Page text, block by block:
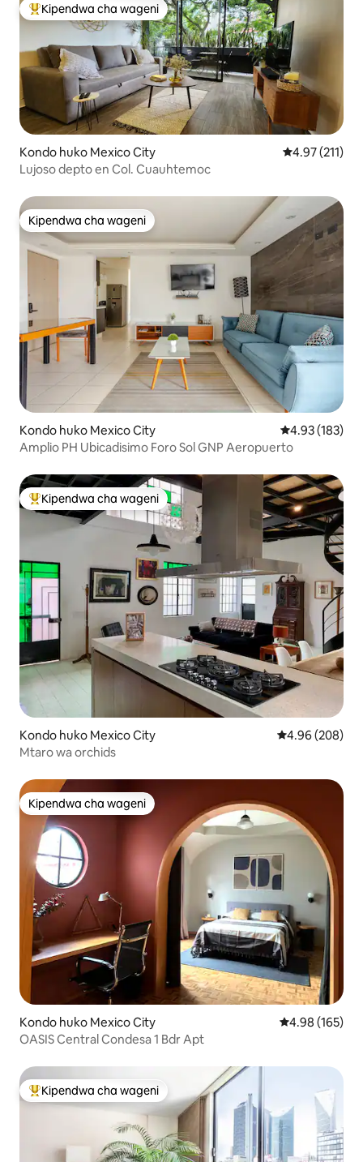
Kipendwa maarufu cha wageni
Kipendwa cha wageni
Kondo huko Mexico City Ukadiriaji wa
4.97 (211)
Lujoso depto en Col. Cuauhtemoc
Kipendwa cha wageni
Kipendwa cha wageni
Kondo huko Mexico City Ukadiriaji wa
4.93 (183)
Amplio PH Ubicadisimo Foro Sol GNP Aeropuerto
Kipendwa maarufu cha wageni
Kipendwa cha wageni
Kondo huko Mexico City Ukadiriaji wa
4.96 (208)
Mtaro wa orchids
Kipendwa cha wageni
Kipendwa cha wageni
Kondo huko Mexico City Ukadiriaji wa
4.98 (165)
OASIS Central Condesa 1 Bdr Apt
Kipendwa maarufu cha wageni
Kipendwa cha wageni